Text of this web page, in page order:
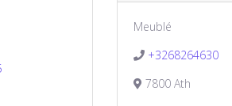
Meublé
+3268264630
7800 Ath